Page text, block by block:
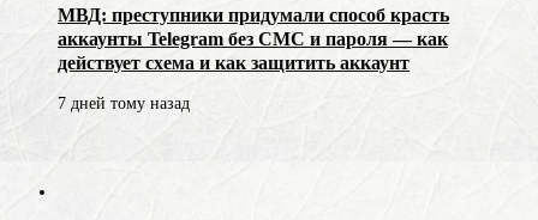
МВД: преступники придумали способ красть
аккаунты Telegram без СМС и пароля — как
действует схема и как защитить аккаунт
7 дней тому назад